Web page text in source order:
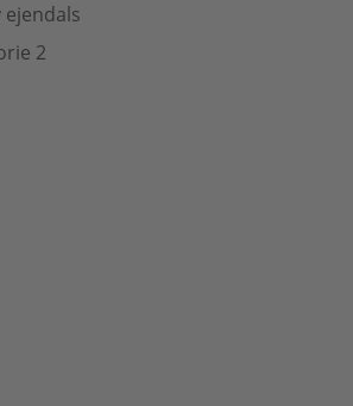
ejendals
2